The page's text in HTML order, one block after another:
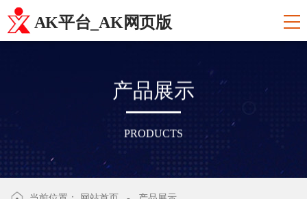
AK平台_AK网页版
产品展示
PRODUCTS